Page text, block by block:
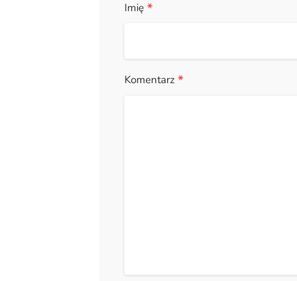
Imię *
Komentarz *